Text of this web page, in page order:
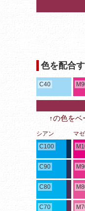
色を配合
C40
↑の色をベ
シアン
C100
C90
C80
C70
マ